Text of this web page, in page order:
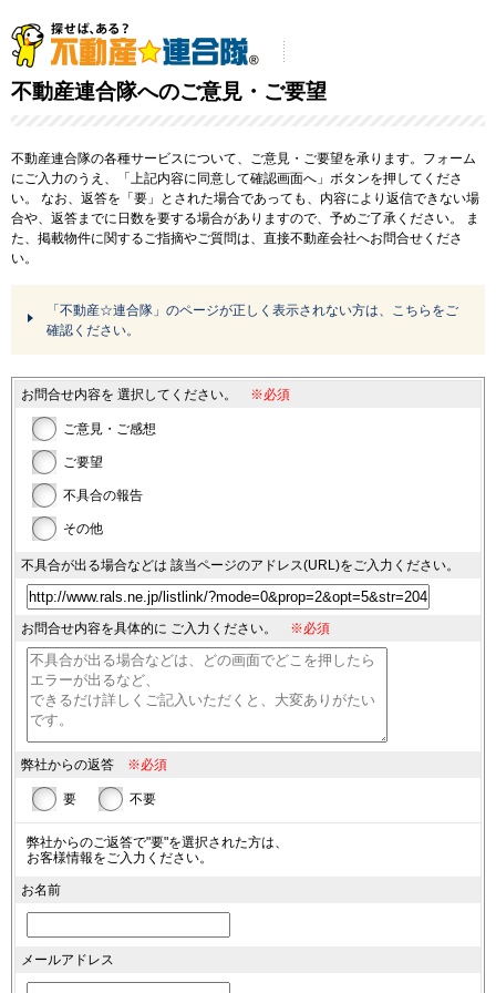
不動産連合隊へのご意見・ご要望
不動産連合隊の各種サービスについて、ご意見・ご要望を承ります。フォーム
にご入力のうえ、「上記内容に同意して確認画面へ」ボタンを押してくださ
い。
なお、返答を「要」とされた場合であっても、内容により返信できない場
合や、返答までに日数を要する場合がありますので、予めご了承ください。
ま
た、掲載物件に関するご指摘やご質問は、直接不動産会社へお問合せくださ
い。
「不動産☆連合隊」のページが正しく表示されない方は、こちらをご
確認ください。
お問合せ内容を 選択してください。 ※必須
ご意見・ご感想
ご要望
不具合の報告
その他
不具合が出る場合などは 該当ページのアドレス(URL)をご入力ください。
お問合せ内容を具体的に ご入力ください。 ※必須
弊社からの返答 ※必須
要 不要
弊社からのご返答で"要"を選択された方は、
お客様情報をご入力ください。
お名前
メールアドレス